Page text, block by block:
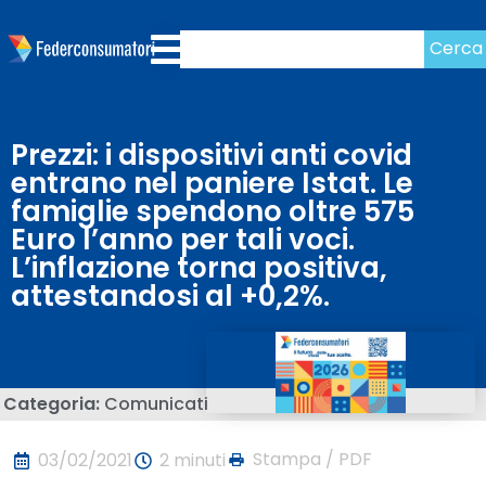
Cerca
Prezzi: i dispositivi anti covid
entrano nel paniere Istat. Le
famiglie spendono oltre 575
Euro l’anno per tali voci.
L’inflazione torna positiva,
attestandosi al +0,2%.
Categoria: Comunicati
03/02/2021 2 minuti Stampa / PDF